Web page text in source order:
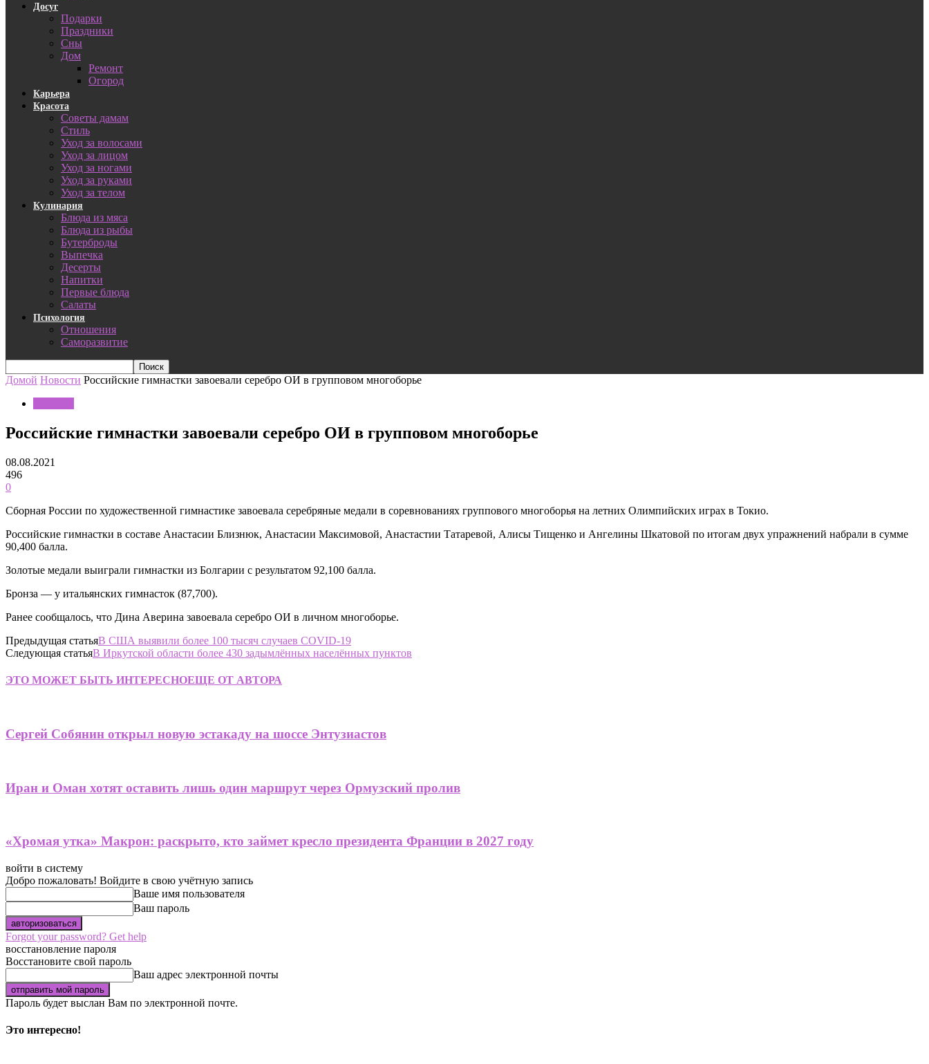
Досуг
Подарки
Праздники
Сны
Дом
Ремонт
Огород
Карьера
Красота
Советы дамам
Стиль
Уход за волосами
Уход за лицом
Уход за ногами
Уход за руками
Уход за телом
Кулинария
Блюда из мяса
Блюда из рыбы
Бутерброды
Выпечка
Десерты
Напитки
Первые блюда
Салаты
Психология
Отношения
Саморазвитие
Домой Новости Российские гимнастки завоевали серебро ОИ в групповом многоборье
Российские гимнастки завоевали серебро ОИ в групповом многоборье
08.08.2021
496
0
Сборная России по художественной гимнастике завоевала серебряные медали в соревнованиях группового многоборья на летних Олимпийских играх в Токио.
Российские гимнастки в составе Анастасии Близнюк, Анастасии Максимовой, Анастастии Татаревой, Алисы Тищенко и Ангелины Шкатовой по итогам двух упражнений набрали в сумме
90,400 балла.
Золотые медали выиграли гимнастки из Болгарии с результатом 92,100 балла.
Бронза — у итальянских гимнасток (87,700).
Ранее сообщалось, что Дина Аверина завоевала серебро ОИ в личном многоборье.
Предыдущая статьяВ США выявили более 100 тысяч случаев COVID-19
Следующая статьяВ Иркутской области более 430 задымлённых населённых пунктов
ЭТО МОЖЕТ БЫТЬ ИНТЕРЕСНОЕЩЕ ОТ АВТОРА
Сергей Собянин открыл новую эстакаду на шоссе Энтузиастов
Иран и Оман хотят оставить лишь один маршрут через Ормузский пролив
«Хромая утка» Макрон: раскрыто, кто займет кресло президента Франции в 2027 году
войти в систему
Добро пожаловать! Войдите в свою учётную запись
Ваше имя пользователя
Ваш пароль
Forgot your password? Get help
восстановление пароля
Восстановите свой пароль
Ваш адрес электронной почты
Пароль будет выслан Вам по электронной почте.
Это интересно!